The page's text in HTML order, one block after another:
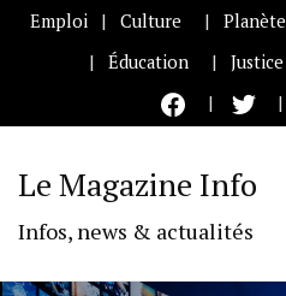
Emploi Culture Planète
Éducation
Justice
Le Magazine Info
Infos, news & actualités